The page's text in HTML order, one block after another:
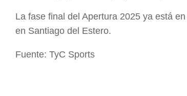
La fase final del Apertura 2025 ya está
en Santiago del Estero.
Fuente: TyC Sports